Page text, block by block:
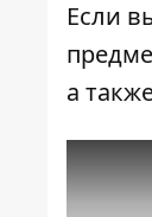
Если
а